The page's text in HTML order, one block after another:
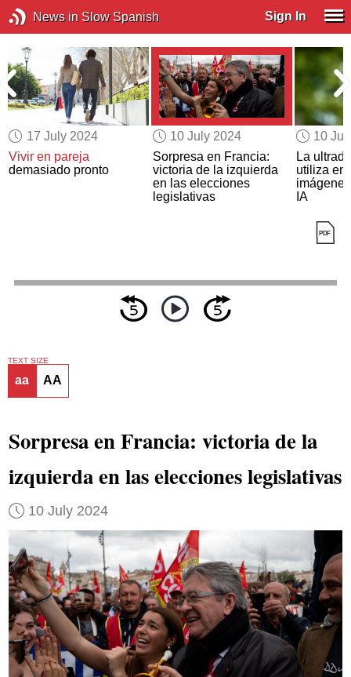
News in Slow Spanish Sign In
17 July 2024
Vivir en pareja
demasiado pronto
10 July 2024
Sorpresa en Francia:
victoria de la izquierda
en las elecciones
legislativas
10
La
utiliza en
IA
TEXT SIZE
aa AA
Sorpresa en Francia: victoria de la
izquierda en las elecciones legislativas
10 July 2024